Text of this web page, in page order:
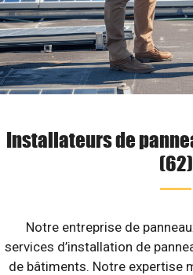
Installateurs de
(62)
Notre entreprise de
services d’installation de
de bâtiments. Notre expertise